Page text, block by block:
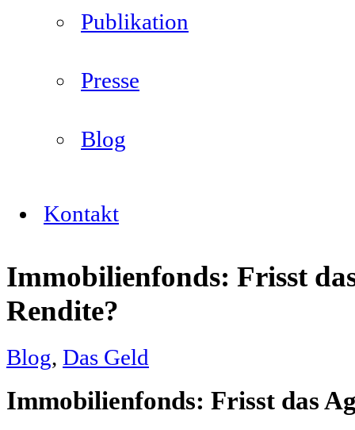
Publikation
Presse
Blog
Kontakt
Immobilienfonds: Frisst
Rendite?
Blog, Das Geld
Immobilienfonds: Frisst das